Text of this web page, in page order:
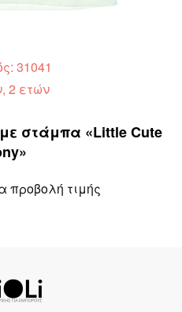
31041
2 ετών
στάμπα «Little Cute
προβολή τιμής